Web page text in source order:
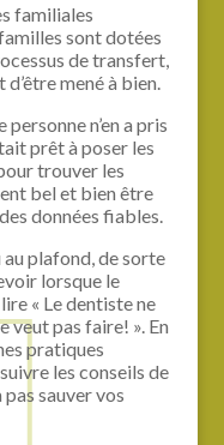
familiales
sont dotées
de transfert,
mené à bien.
n’en a pris
prêt à poser les
trouver les
bel et bien être
données fiables.
plafond, de sorte
lorsque le
« Le dentiste ne
veut pas faire! ». En
pratiques
les conseils de
sauver vos